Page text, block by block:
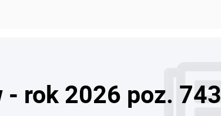
- rok 2026 poz. 743